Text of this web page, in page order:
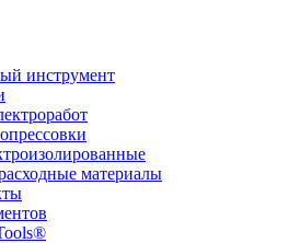
инструмент
материалы